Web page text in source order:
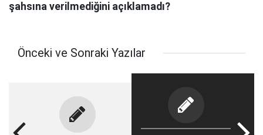
şahsına verilmediğini açıklamadı?
Önceki ve Sonraki Yazılar